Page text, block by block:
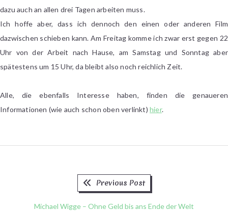
dazu auch an allen drei Tagen arbeiten muss.
Ich hoffe aber, dass ich dennoch den einen oder anderen Film
dazwischen schieben kann. Am Freitag komme ich zwar erst gegen 22
Uhr von der Arbeit nach Hause, am Samstag und Sonntag aber
spätestens um 15 Uhr, da bleibt also noch reichlich Zeit.
Alle, die ebenfalls Interesse haben, finden die genaueren
Informationen (wie auch schon oben verlinkt) hier.
BeitragsnavigationPrevious Post
Michael Wigge – Ohne Geld bis ans Ende der Welt